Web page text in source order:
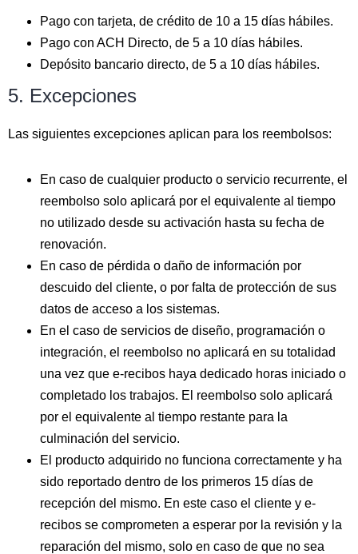
Pago con tarjeta, de crédito de 10 a 15 días hábiles.
Pago con ACH Directo, de 5 a 10 días hábiles.
Depósito bancario directo, de 5 a 10 días hábiles.
5. Excepciones
Las siguientes excepciones aplican para los reembolsos:
En caso de cualquier producto o servicio recurrente, el
reembolso solo aplicará por el equivalente al tiempo
no utilizado desde su activación hasta su fecha de
renovación.
En caso de pérdida o daño de información por
descuido del cliente, o por falta de protección de sus
datos de acceso a los sistemas.
En el caso de servicios de diseño, programación o
integración, el reembolso no aplicará en su totalidad
una vez que e-recibos haya dedicado horas iniciado o
completado los trabajos. El reembolso solo aplicará
por el equivalente al tiempo restante para la
culminación del servicio.
El producto adquirido no funciona correctamente y ha
sido reportado dentro de los primeros 15 días de
recepción del mismo. En este caso el cliente y e-
recibos se comprometen a esperar por la revisión y la
reparación del mismo, solo en caso de que no sea